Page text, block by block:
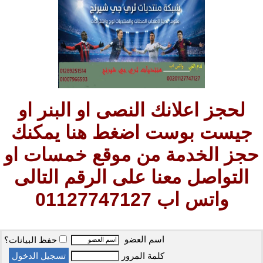
لحجز اعلانك النصى او البنر او
جيست بوست اضغط هنا يمكنك
حجز الخدمة من موقع خمسات او
التواصل معنا على الرقم التالى
واتس اب 01127747127
اسم العضو
حفظ البيانات؟
كلمة المرور